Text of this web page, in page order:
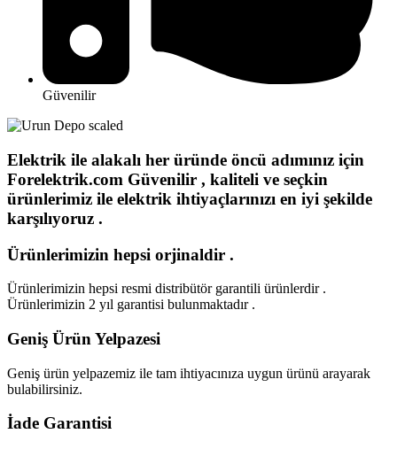
Güvenilir
Elektrik ile alakalı her üründe öncü adımınız için
Forelektrik.com Güvenilir , kaliteli ve seçkin
ürünlerimiz ile elektrik ihtiyaçlarınızı en iyi şekilde
karşılıyoruz .
Ürünlerimizin hepsi orjinaldir .
Ürünlerimizin hepsi resmi distribütör garantili ürünlerdir .
Ürünlerimizin 2 yıl garantisi bulunmaktadır .
Geniş Ürün Yelpazesi
Geniş ürün yelpazemiz ile tam ihtiyacınıza uygun ürünü arayarak
bulabilirsiniz.
İade Garantisi